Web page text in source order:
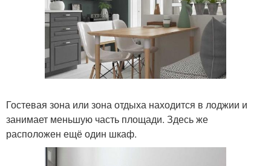
Гостевая зона или зона отдыха находится в лоджии и
занимает меньшую часть площади. Здесь же
расположен ещё один шкаф.